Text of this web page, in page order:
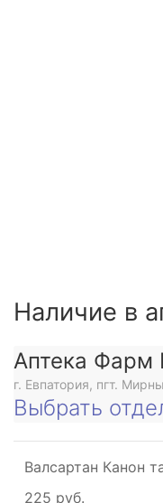
Наличие в
Аптека Фарм
г. Евпатория, пгт.
Выбрать
Валсартан Канон
225 руб.